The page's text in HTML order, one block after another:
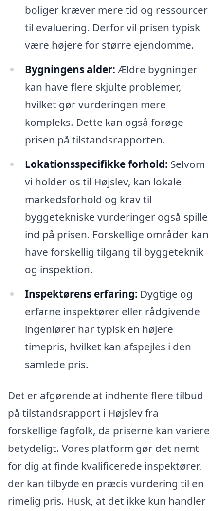
boliger kræver mere tid og ressourcer
til evaluering. Derfor vil prisen typisk
være højere for større ejendomme.
Bygningens alder: Ældre bygninger
kan have flere skjulte problemer,
hvilket gør vurderingen mere
kompleks. Dette kan også forøge
prisen på tilstandsrapporten.
Lokationsspecifikke forhold: Selvom
vi holder os til Højslev, kan lokale
markedsforhold og krav til
byggetekniske vurderinger også spille
ind på prisen. Forskellige områder kan
have forskellig tilgang til byggeteknik
og inspektion.
Inspektørens erfaring: Dygtige og
erfarne inspektører eller rådgivende
ingeniører har typisk en højere
timepris, hvilket kan afspejles i den
samlede pris.
Det er afgørende at indhente flere tilbud
på tilstandsrapport i Højslev fra
forskellige fagfolk, da priserne kan variere
betydeligt. Vores platform gør det nemt
for dig at finde kvalificerede inspektører,
der kan tilbyde en præcis vurdering til en
rimelig pris. Husk, at det ikke kun handler